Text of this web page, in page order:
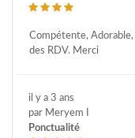
Compétente,
des RDV. Merci
il y a 3 ans
par Meryem I
Ponctualité